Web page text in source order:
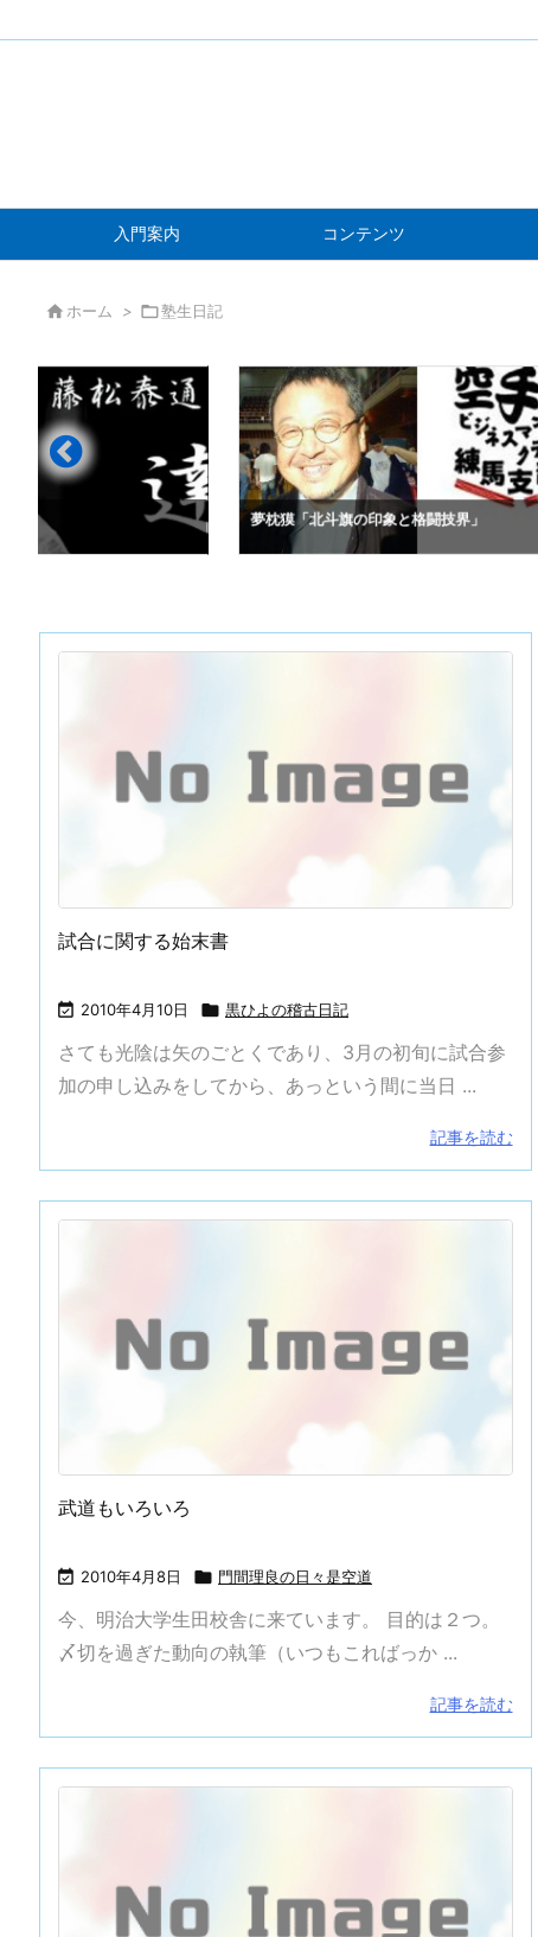
入門案内 コンテンツ
 ホーム > 塾生日記
夢枕獏「北斗旗の印象と格闘技界」
試合に関する始末書
 2010年4月10日  黒ひよの稽古日記
さても光陰は矢のごとくであり、3月の初旬に試合参
加の申し込みをしてから、あっという間に当日 ...
記事を読む
武道もいろいろ
 2010年4月8日  門間理良の日々是空道
今、明治大学生田校舎に来ています。 目的は２つ。
〆切を過ぎた動向の執筆（いつもこればっか ...
記事を読む